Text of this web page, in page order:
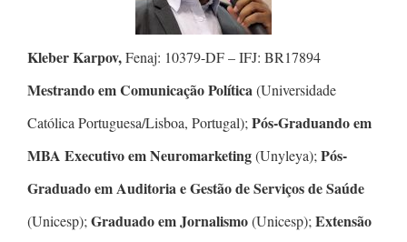
Kleber Karpov,Fenaj: 10379-DF – IFJ: BR17894
Mestrando em Comunicação Política(Universidade
Católica Portuguesa/Lisboa, Portugal); Pós-Graduando em
MBA Executivo em Neuromarketing(Unyleya); Pós-
Graduado em Auditoria e Gestão de Serviços de Saúde
(Unicesp); Graduado em Jornalismo(Unicesp); Extensão